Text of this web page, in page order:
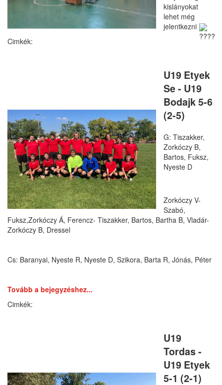
kislányokat
lehet még
jelentkezni
U19 Etyek
Se - U19
Bodajk 5-6
(2-5)
G: Tiszakker,
Zorkóczy B,
Bartos, Fuksz,
Nyeste D
Zorkóczy V-
Szabó,
Fuksz,Zorkóczy Á, Ferencz- Tiszakker, Bartos, Bartha B, Vladár-
Zorkóczy B, Dressel
Cs: Baranyai, Nyeste R, Nyeste D, Szikora, Barta R, Jónás, Péter
Tovább a bejegyzéshez...
U19
Tordas -
U19 Etyek
5-1 (2-1)